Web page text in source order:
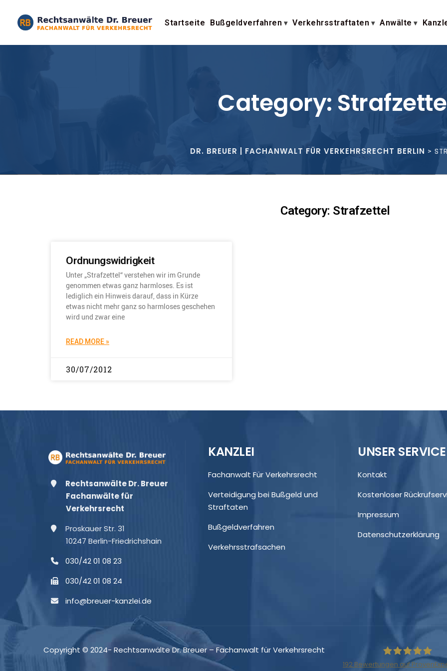
Startseite Bußgeldverfahren Verkehrsstraftaten Anwälte
Category:
DR. BREUER | FACHANWALT FÜR VERKEHRSRECHT BERLIN >
Category: Strafzettel
Ordnungswidrigkeit
Unter „Strafzettel“ verstehen wir im Grunde
genommen etwas ganz harmloses. Es ist
lediglich ein Hinweis darauf, dass in Kürze
etwas nicht mehr ganz so harmloses geschehen
wird und zwar eine
READ MORE »
30/07/2012
Rechtsanwälte Dr. Breuer
Fachanwälte für
Verkehrsrecht
Proskauer Str. 31
10247 Berlin-Friedrichshain
030/42 01 08 23
030/42 01 08 24
info@breuer-kanzlei.de
KANZLEI
Fachanwalt Für Verkehrsrecht
Verteidigung bei Bußgeld und
Straftaten
Bußgeldverfahren
Verkehrsstrafsachen
UNSER SERVICE
Kontakt
Kostenloser
Impressum
Datenschutzerklärung
Copyright © 2024- Rechtsanwälte Dr. Breuer – Fachanwalt für Verkehrsrecht
192 Bewertungen auf